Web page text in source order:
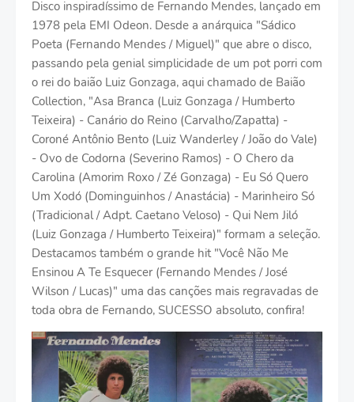
Disco inspiradíssimo de Fernando Mendes, lançado em
1978 pela EMI Odeon. Desde a anárquica "Sádico
Poeta (Fernando Mendes / Miguel)" que abre o disco,
passando pela genial simplicidade de um pot porri com
o rei do baião Luiz Gonzaga, aqui chamado de Baião
Collection, "Asa Branca (Luiz Gonzaga / Humberto
Teixeira) - Canário do Reino (Carvalho/Zapatta) -
Coroné Antônio Bento (Luiz Wanderley / João do Vale)
- Ovo de Codorna (Severino Ramos) - O Chero da
Carolina (Amorim Roxo / Zé Gonzaga) - Eu Só Quero
Um Xodó (Dominguinhos / Anastácia) - Marinheiro Só
(Tradicional / Adpt. Caetano Veloso) - Qui Nem Jiló
(Luiz Gonzaga / Humberto Teixeira)" formam a seleção.
Destacamos também o grande hit "Você Não Me
Ensinou A Te Esquecer (Fernando Mendes / José
Wilson / Lucas)" uma das canções mais regravadas de
toda obra de Fernando, SUCESSO absoluto, confira!